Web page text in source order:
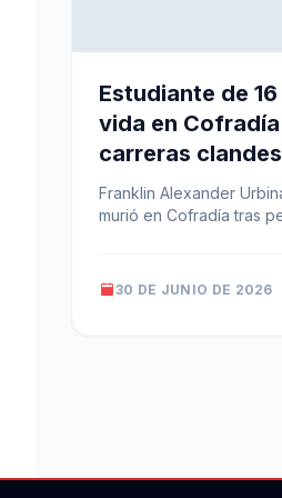
Estudiante de
vida en
carreras
Franklin Alexander
murió en Cofradía tras
30 DE JUNIO DE 2026